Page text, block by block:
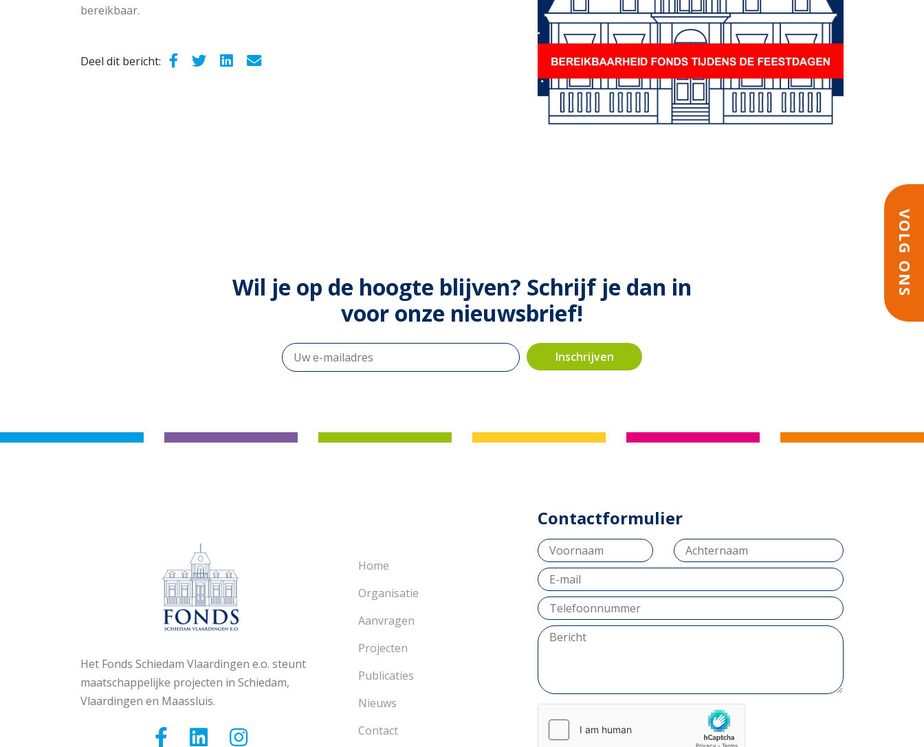
bereikbaar.
Deel dit bericht:
Wil je op de hoogte blijven? Schrijf je dan in
voor onze nieuwsbrief!
Het Fonds Schiedam Vlaardingen e.o. steunt
maatschappelijke projecten in Schiedam,
Vlaardingen en Maassluis.
Home
Organisatie
Aanvragen
Projecten
Publicaties
Nieuws
Contact
Contactformulier
VOLG ONS